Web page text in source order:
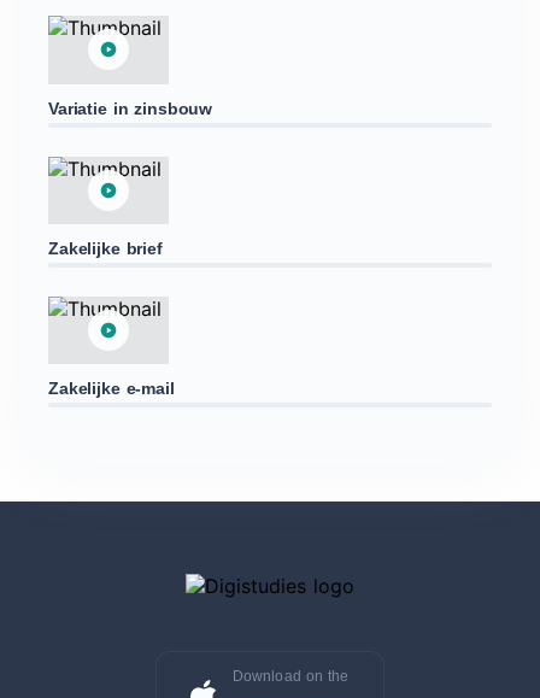
Variatie in zinsbouw
Zakelijke brief
Zakelijke e-mail
Download on the